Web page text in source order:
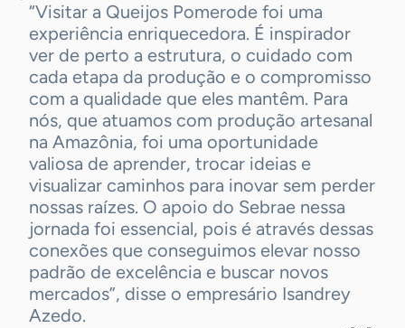
“Visitar a Queijos Pomerode foi uma
experiência enriquecedora. É inspirador
ver de perto a estrutura, o cuidado com
cada etapa da produção e o compromisso
com a qualidade que eles mantêm. Para
nós, que atuamos com produção artesanal
na Amazônia, foi uma oportunidade
valiosa de aprender, trocar ideias e
visualizar caminhos para inovar sem perder
nossas raízes. O apoio do Sebrae nessa
jornada foi essencial, pois é através dessas
conexões que conseguimos elevar nosso
padrão de excelência e buscar novos
mercados”, disse o empresário Isandrey
Azedo.